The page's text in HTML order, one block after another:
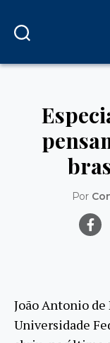
Por
João Antonio
Universidade